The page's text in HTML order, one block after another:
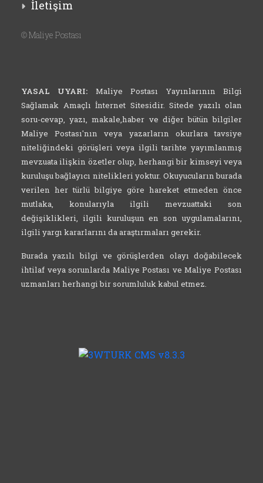
İletişim
©Maliye Postası
YASAL UYARI: Maliye Postası Yayınlarının Bilgi
Sağlamak Amaçlı İnternet Sitesidir. Sitede yazılı olan
soru-cevap, yazı, makale,haber ve diğer bütün bilgiler
Maliye Postası'nın veya yazarların okurlara tavsiye
niteliğindeki görüşleri veya ilgili tarihte yayımlanmış
mevzuata ilişkin özetler olup, herhangi bir kimseyi veya
kuruluşu bağlayıcı nitelikleri yoktur. Okuyucuların burada
verilen her türlü bilgiye göre hareket etmeden önce
mutlaka, konularıyla ilgili mevzuattaki son
değişiklikleri, ilgili kuruluşun en son uygulamalarını,
ilgili yargı kararlarını da araştırmaları gerekir.
Burada yazılı bilgi ve görüşlerden olayı doğabilecek
ihtilaf veya sorunlarda Maliye Postası ve Maliye Postası
uzmanları herhangi bir sorumluluk kabul etmez.